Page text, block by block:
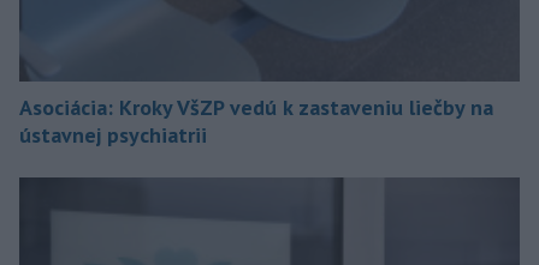
Asociácia: Kroky VšZP vedú k zastaveniu liečby na
ústavnej psychiatrii